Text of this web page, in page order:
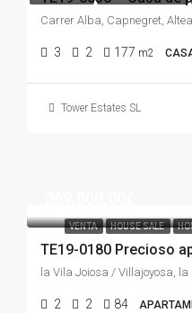
3 2 177 m2
Tower Estates SL
VENTA HOUSE SALE
2 2 84